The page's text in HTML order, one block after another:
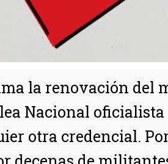
la renovación del
Nacional
otra credencial.